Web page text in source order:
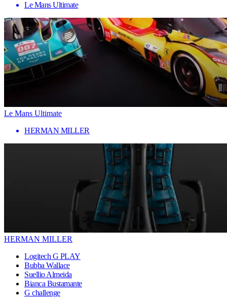
Le Mans Ultimate
Le Mans Ultimate
HERMAN MILLER
HERMAN MILLER
Logitech G PLAY
Bubba Wallace
Suellio Almeida
Bianca Bustamante
G challenge